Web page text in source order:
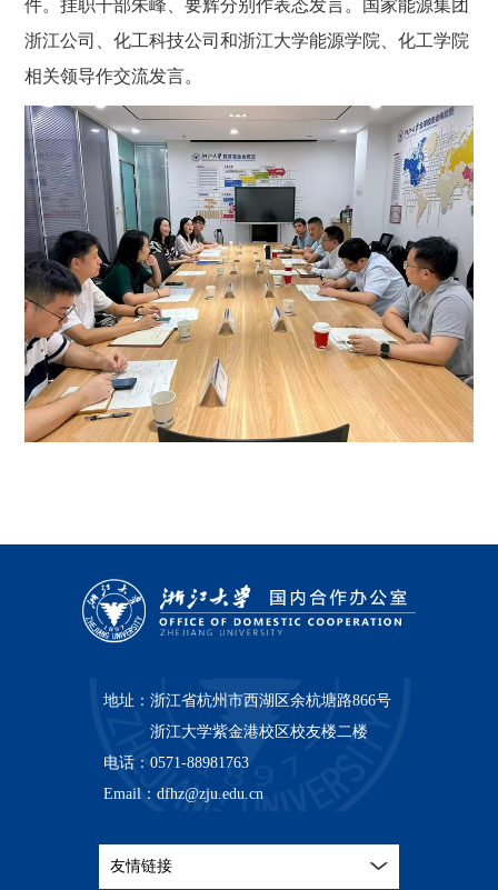
件。挂职干部朱峰、要辉分别作表态发言。国家能源集团
浙江公司、化工科技公司和浙江大学能源学院、化工学院
相关领导作交流发言。
地址： 浙江省杭州市西湖区余杭塘路866号
浙江大学紫金港校区校友楼二楼
电话： 0571-88981763
Email： dfhz@zju.edu.cn
友情链接